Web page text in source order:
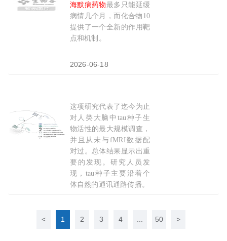
海默病药物最多只能延缓
病情几个月，而化合物10
提供了一个全新的作用靶
点和机制。
2026-06-18
Neuron：tau蛋白通过神经元连接传播，个体脑
这项研究代表了迄今为止
对人类大脑中tau种子生
物活性的最大规模调查，
并且从未与fMRI数据配
对过。总体结果显示出重
要的发现。研究人员发
现，tau种子主要沿着个
体自然的通讯通路传播。
2026-04-24
<
1 2 3 4 50 >